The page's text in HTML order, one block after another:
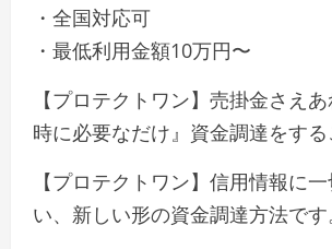
・全国対応可
・最低利用金額10万円〜
【プロテクトワン】売掛金さえ
時に必要なだけ』資金調達をする
【プロテクトワン】信用情報に
い、新しい形の資金調達方法です